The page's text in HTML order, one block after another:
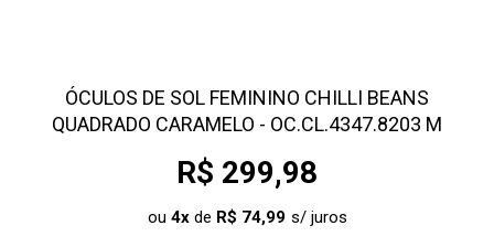
ÓCULOS DE SOL FEMININO CHILLI BEANS
QUADRADO CARAMELO - OC.CL.4347.8203 M
R$ 299,98
ou 4xde R$ 74,99